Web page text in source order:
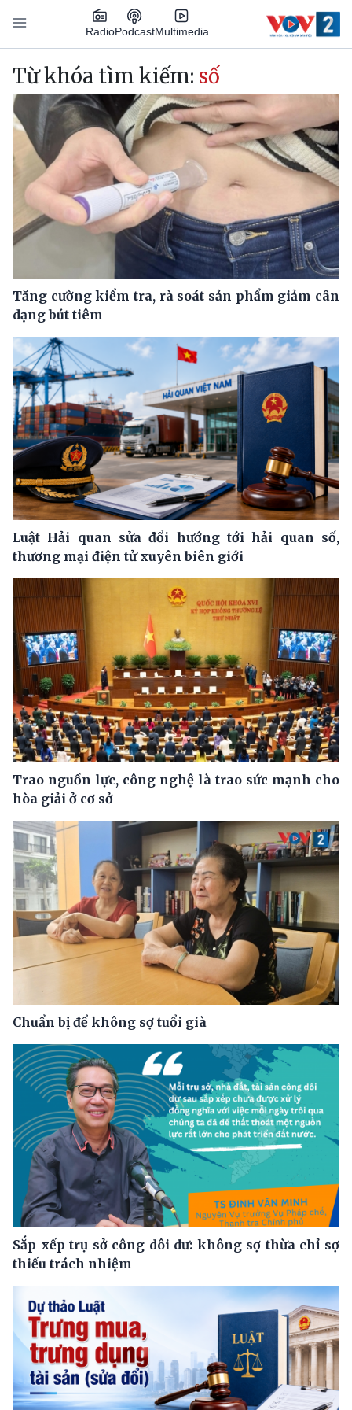
Nhảy đến nội dung
RadioPodcastMultimedia
Main navigation
Từ khóa tìm kiếm: số
Tăng cường kiểm tra, rà soát sản phẩm giảm cân
dạng bút tiêm
Luật Hải quan sửa đổi hướng tới hải quan số,
thương mại điện tử xuyên biên giới
Trao nguồn lực, công nghệ là trao sức mạnh cho
hòa giải ở cơ sở
Chuẩn bị để không sợ tuổi già
Sắp xếp trụ sở công dôi dư: không sợ thừa chỉ sợ
thiếu trách nhiệm